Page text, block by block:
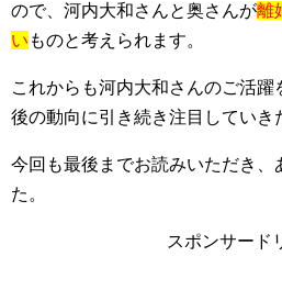
ので、河内大和さんと奥さんが離
い ものと考えられます。
これからも河内大和さんのご活
後の動向に引き続き注目していき
今回も最後までお読みいただき、
た。
スポンサード